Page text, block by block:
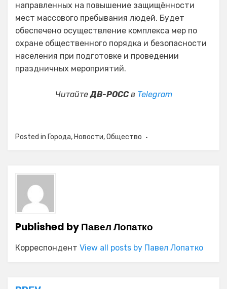
направленных на повышение защищённости
мест массового пребывания людей. Будет
обеспечено осуществление комплекса мер по
охране общественного порядка и безопасности
населения при подготовке и проведении
праздничных мероприятий.
ЧитайтеДВ-РОССв Telegram
Posted in Города, Новости,Общество
Published byПавел Лопатко
Корреспондент View all posts by Павел Лопатко